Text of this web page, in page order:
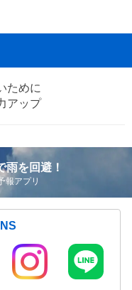
ために
アップ
雨を回避！
アプリ